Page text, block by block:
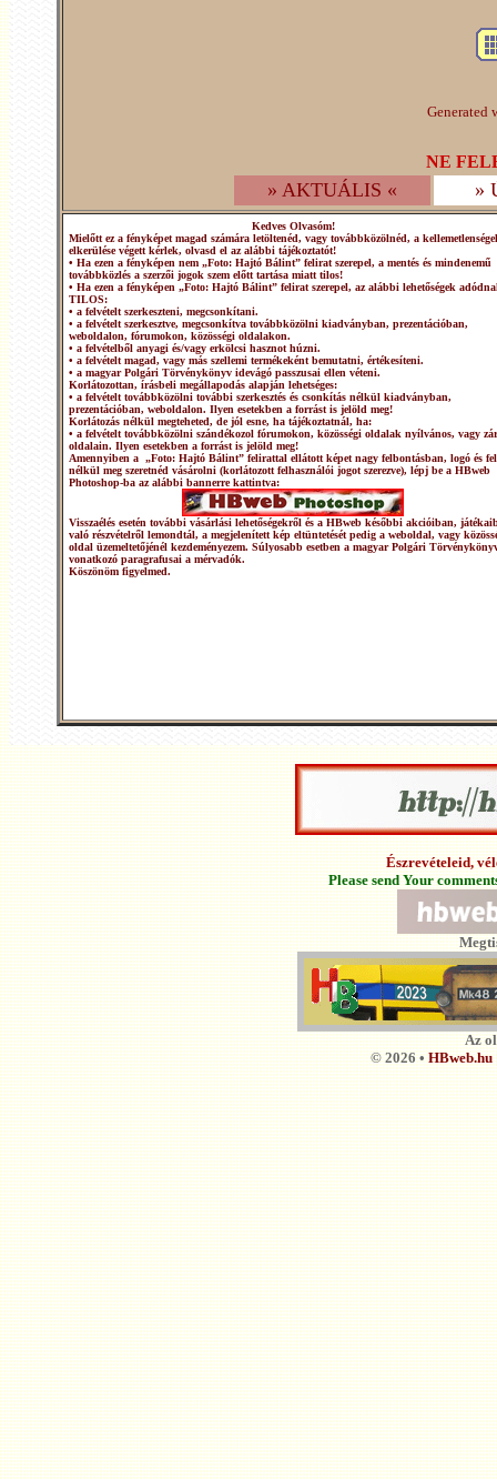
Generated
NE
» AKTUÁLIS « »
Kedves Olvasóm!
Mielőtt ez a fényképet magad számára letöltenéd, vagy továbbközölnéd, a
elkerülése végett kérlek, olvasd el az alábbi tájékoztatót!
• Ha ezen a fényképen nem „Foto: Hajtó Bálint” felirat szerepel, a mentés és mindenemű
továbbközlés a szerzői jogok szem előtt tartása miatt tilos!
• Ha ezen a fényképen „Foto: Hajtó Bálint” felirat szerepel, az alábbi lehetőségek
TILOS:
• a felvételt szerkeszteni, megcsonkítani.
• a felvételt szerkesztve, megcsonkítva továbbközölni kiadványban, prezentációban,
weboldalon, fórumokon, közösségi oldalakon.
• a felvételből anyagi és/vagy erkölcsi hasznot húzni.
• a felvételt magad, vagy más szellemi termékeként bemutatni, értékesíteni.
• a magyar Polgári Törvénykönyv idevágó passzusai ellen véteni.
Korlátozottan, írásbeli megállapodás alapján lehetséges:
• a felvételt továbbközölni további szerkesztés és csonkítás nélkül kiadványban,
prezentációban, weboldalon. Ilyen esetekben a forrást is jelöld meg!
Korlátozás nélkül megteheted, de jól esne, ha tájékoztatnál, ha:
• a felvételt továbbközölni szándékozol fórumokon, közösségi oldalak nyílvános, vagy
oldalain. Ilyen esetekben a forrást is jelöld meg!
Amennyiben a „Foto: Hajtó Bálint” felirattal ellátott képet nagy felbontásban, logó és
nélkül meg szeretnéd vásárolni (korlátozott felhasználói jogot szerezve), lépj be a HBweb
Photoshop-ba az alábbi bannerre kattintva:
Visszaélés esetén további vásárlási lehetőségekről és a HBweb későbbi akcióiban,
való részvételről lemondtál, a megjelenített kép eltüntetését pedig a weboldal, vagy
oldal üzemeltetőjénél kezdeményezem. Súlyosabb esetben a magyar Polgári
vonatkozó paragrafusai a mérvadók.
Köszönöm figyelmed.
Észrevételeid,
Please send Your
Az
© 2026 •HBweb.hu